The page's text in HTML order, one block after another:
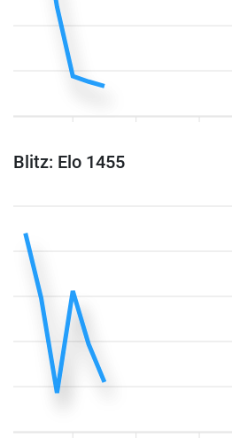
Blitz: Elo 1455